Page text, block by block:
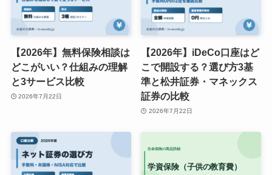
【2026年】無料保険相談は
どこがいい？仕組みの理解
と3サービス比較
2026年7月22日
【2026年】iDeCo口座はど
こで開設する？選び方3基
準と松井証券・マネックス
証券の比較
2026年7月22日